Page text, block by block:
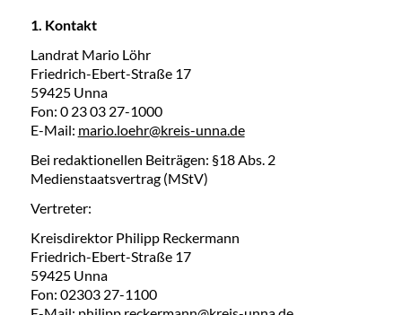
1. Kontakt
Landrat Mario Löhr
Friedrich-Ebert-Straße 17
59425 Unna
Fon: 0 23 03 27-1000
E-Mail: mario.loehr@kreis-unna.de
Bei redaktionellen Beiträgen: §18 Abs. 2
Medienstaatsvertrag (MStV)
Vertreter:
Kreisdirektor Philipp Reckermann
Friedrich-Ebert-Straße 17
59425 Unna
Fon: 02303 27-1100